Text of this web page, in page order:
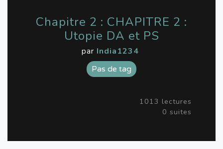
Chapitre 2 : CHAPITRE 2 :
Utopie DA et PS
par India1234
Pas de tag
1013 lectures
0 suites